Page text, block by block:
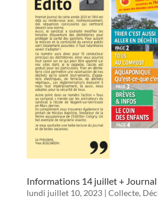
Informations 14 juillet +
lundi juillet 10, 2023| Collecte,